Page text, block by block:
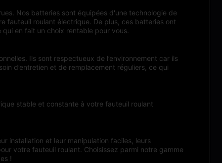
Nos batteries sont équipées d'une technologie de
fauteuil roulant électrique. De plus, ces batteries ont
en fait un choix rentable pour vous.
Ils sont respectueux de l’environnement car ils
d’entretien et de remplacement réguliers, ce qui
stable et constante à votre fauteuil roulant
installation et leur manipulation faciles, leurs
votre fauteuil roulant. Choisissez parmi notre gamme
!